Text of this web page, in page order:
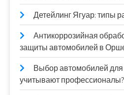
Детейлинг Ягуар: типы
Антикоррозийная
защиты автомобилей в
Выбор автомобилей
учитывают профессионалы?